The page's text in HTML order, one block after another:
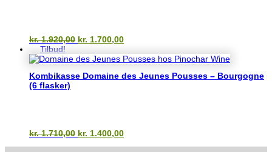
kr.1.920,00 Den
pris
kr. 1.920,00.
kr. 1.700,00Den
pris
kr. 1.700,00.
Tilbud!
Kombikasse Domaine des Jeunes Pousses – Bourgogne
(6 flasker)
kr.1.710,00 Den
kr. 1.400,00Den